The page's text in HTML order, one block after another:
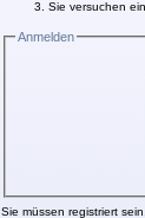
Sie versuchen
Anmelden
Sie müssen registriert